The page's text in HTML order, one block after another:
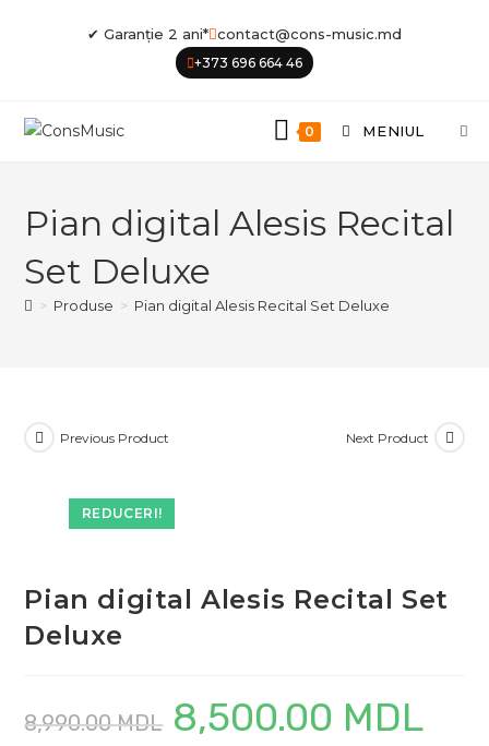
✔ Garanție 2 ani* contact@cons-music.md
+373 696 664 46
0 MENIUL
Pian digital Alesis Recital
Set Deluxe
> Produse > Pian digital Alesis Recital Set Deluxe
REDUCERI!
Previous Product Next Product
Pian digital Alesis Recital Set
Deluxe
8,990.00MDL
Prețul
inițial
a
8,500.00 MDLeste: